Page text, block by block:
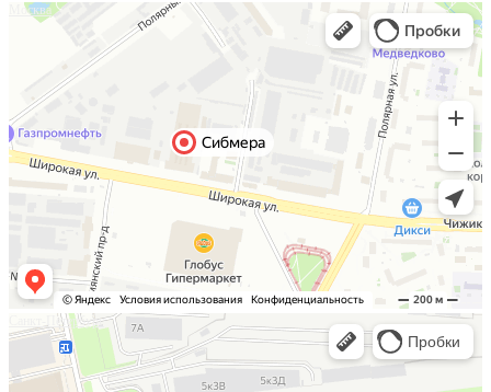
Москва
Санкт-Петербург